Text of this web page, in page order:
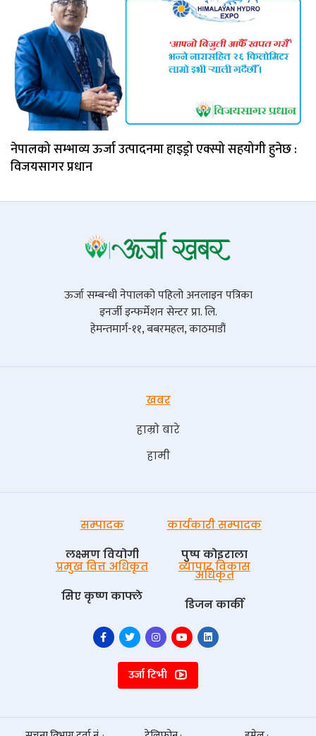
नेपालको सम्भाव्य ऊर्जा उत्पादनमा हाइड्रो एक्स्पो सहयोगी हुनेछ :
विजयसागर प्रधान
ऊर्जा सम्बन्धी नेपालको पहिलो अनलाइन पत्रिका
इनर्जी इन्फर्मेशन सेन्टर प्रा. लि.
हेमन्तमार्ग-११, बबरमहल, काठमाडौं
खबर
हाम्रो बारे
हामी
सम्पादक
लक्ष्मण वियोगी
कार्यकारी सम्पादक
पुष्प काेइराला
प्रमुख वित्त अधिकृत
सिए कृष्ण काफ्ले
व्यापार विकास
अधिकृत
डिजन कार्की
उर्जा टिभी